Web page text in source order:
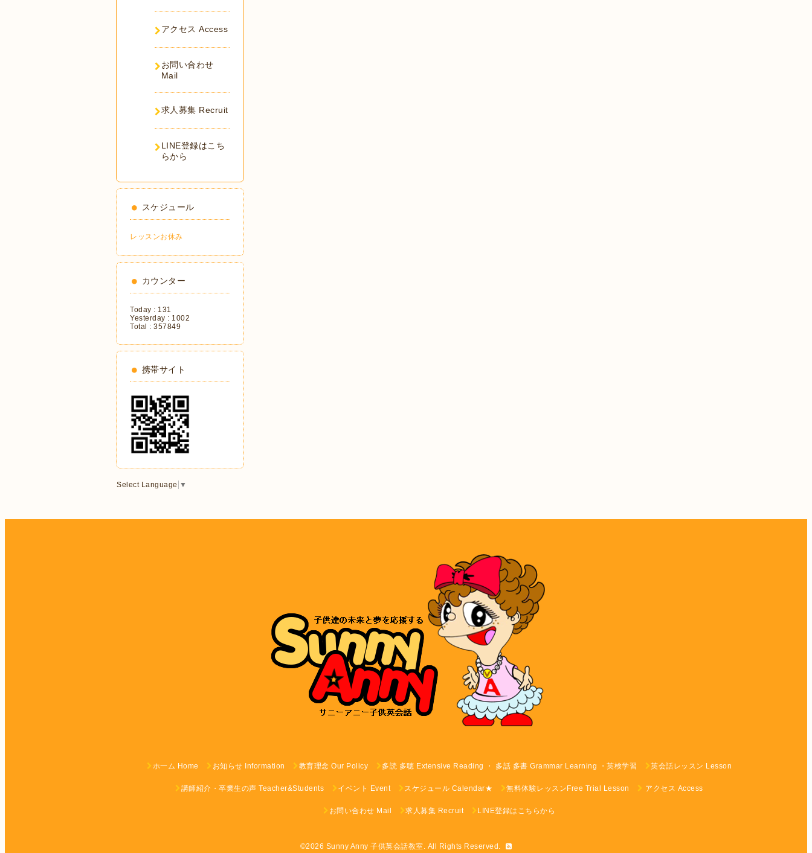
アクセス Access
お問い合わせ
Mail
求人募集 Recruit
LINE登録はこち
らから
スケジュール
レッスンお休み
カウンター
Today : 131
Yesterday : 1002
Total : 357849
携帯サイト
Select Language ▼
ホ一ム Home お知らせ Information 教育理念 Our Policy 多読 多聴 Extensive Reading ・ 多話 多書 Grammar Learning ・英検学習 英会話レッスン Lesson
講師紹介・卒業生の声 Teacher&Students イベント Event スケジュール Calendar★ 無料体験レッスンFree Trial Lesson アクセス Access
お問い合わせ Mail 求人募集 Recruit LINE登録はこちらから
©2026 Sunny Anny 子供英会話教室. All Rights Reserved.